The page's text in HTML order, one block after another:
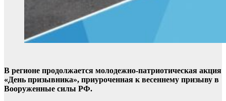
В регионе продолжается молодежно-патриотическая акция
«День призывника», приуроченная к весеннему призыву в
Вооруженные силы РФ.